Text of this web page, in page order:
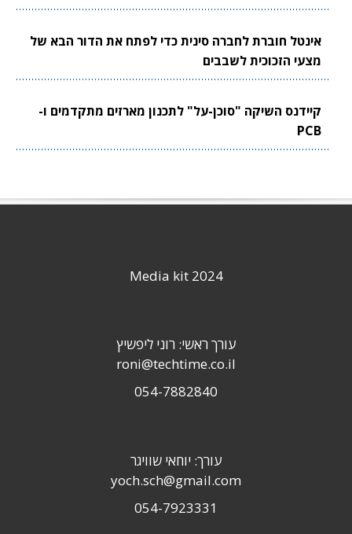
אינטל חוברת לחברה סינית כדי לפתח את הדור הבא של
מצעי הזכוכית לשבבים
קיידנס השיקה "סוכן-על" לתכנון מארזים מתקדמים ו-
PCB
Media kit 2024
עורך ראשי: רוני ליפשיץ
roni@techtime.co.il
054-7882840
עורך: יוחאי שוויגר
yoch.sch@gmail.com
054-7923331